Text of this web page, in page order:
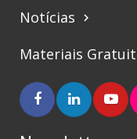
Notícias keyboard_arrow_right
Materiais